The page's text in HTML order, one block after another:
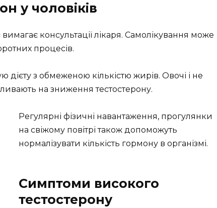
у чоловіків
консультації лікаря. Самолікування може
процесів.
з обмеженою кількістю жирів. Овочі і не
на зниження тестостерону.
Регулярні фізичні навантаження, прогулянки
на свіжому повітрі також допоможуть
нормалізувати кількість гормону в організмі.
Симптоми високого
тестостерону